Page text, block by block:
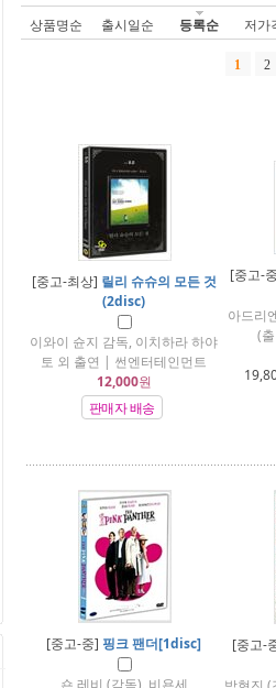
상품명순 출시일순 등록순 저가
1 2
[중고-최상] 릴리 슈슈의 모든 것
(2disc)
이와이 슌지 감독, 이치하라 하야
토 외 출연 | 썬엔터테인먼트
12,000원
판매자 배송
[중고-
아드리
(
[중고-중] 핑크 팬더[1disc]
숀 레비 (감독), 비욘세
[중고-